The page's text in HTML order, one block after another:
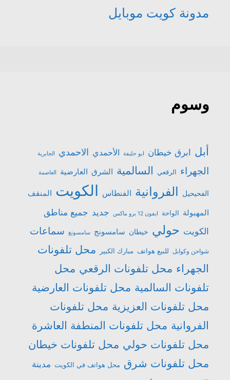
مدونة كويت موبايل
وسوم
أبل ابرق خيطان ابو حليفة الأحمدي الاحمدي الجابرية
الجهراء الرقعي السالمية الشرق العارضية العاصمة
الفحيحيل الفروانية الفنطاس الكويت المنقف
المهبولة الواحة ايفون 12 برو ماكس جديد جميع مناطق
الكويت حولي خيطان سامسونج سامسونغ سماعات
شواحن وكوابل للبيع هواتف مبارك الكبير
محل تلفونات
الجهراء محل تلفونات الرقعي محل
تلفونات السالمية محل تلفونات العارضية
محل تلفونات العزيزية محل تلفونات
الفروانية محل تلفونات المنطفة العاشرة
محل تلفونات حولي محل تلفونات خيطان
محل تلفونات شرق محل هواتف في الكويت مدينة